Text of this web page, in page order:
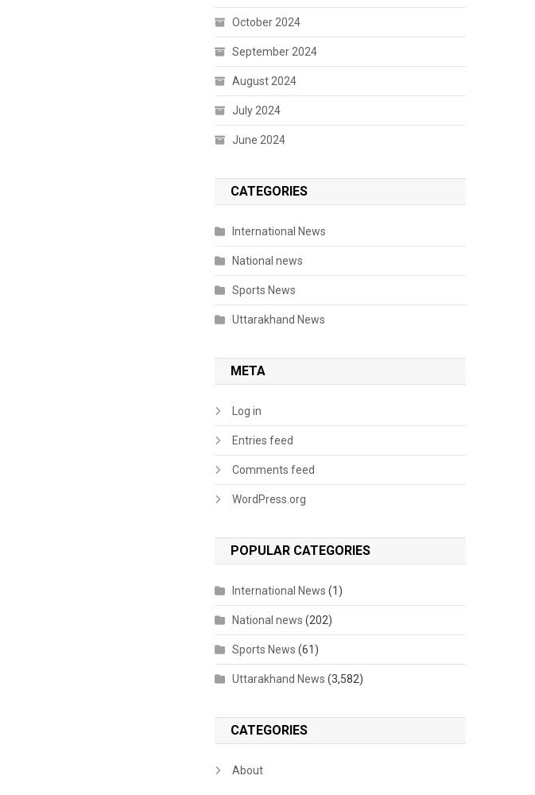
October 2024
September 2024
August 2024
July 2024
June 2024
CATEGORIES
International News
National news
Sports News
Uttarakhand News
META
Log in
Entries feed
Comments feed
WordPress.org
POPULAR CATEGORIES
International News (1)
National news (202)
Sports News (61)
Uttarakhand News (3,582)
CATEGORIES
About